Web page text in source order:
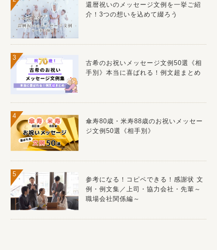
還暦祝いのメッセージ文例を一挙ご紹
介！3つの想いを込めて綴ろう
古希のお祝いメッセージ文例50選《相
手別》本当に喜ばれる！例文超まとめ
傘寿80歳・米寿88歳のお祝いメッセー
ジ文例50選《相手別》
参考になる！コピペできる！感謝状 文
例・例文集／上司・協力会社・先輩～
職場会社関係編～